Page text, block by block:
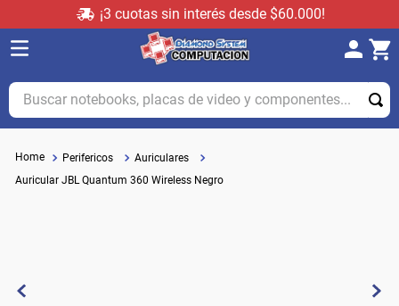
¡3 cuotas sin interés desde $60.000!
Buscar notebooks, placas de video y componentes...
Perifericos
Auriculares
Auricular JBL Quantum 360 Wireless Negro